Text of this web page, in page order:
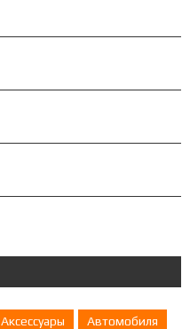
Аксессуары Автомобиля